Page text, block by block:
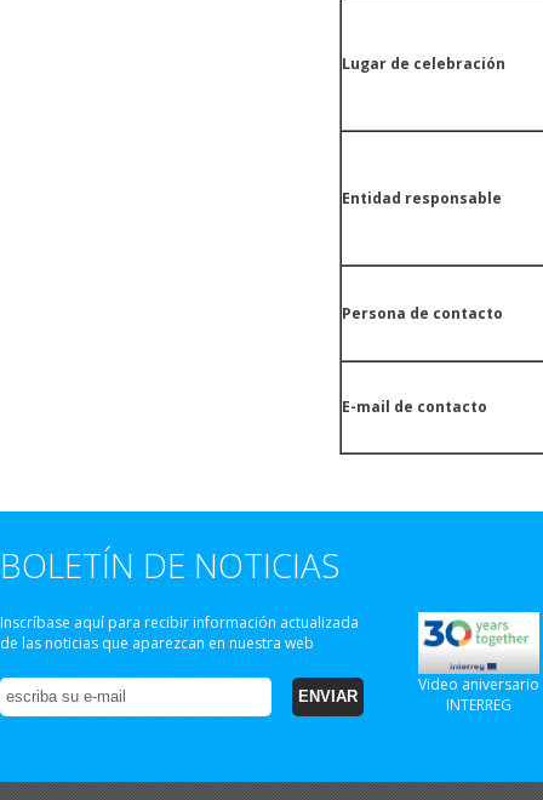
Lugar de celebración
Entidad responsable
Persona de contacto
E-mail de contacto
BOLETÍN DE NOTICIAS
Inscríbase aquí para recibir información actualizada
de las noticias que aparezcan en nuestra web
Video aniversario
INTERREG